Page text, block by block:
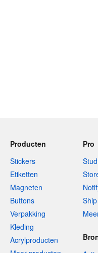
Producten
Stickers
Etiketten
Magneten
Buttons
Verpakking
Kleding
Acrylproducten
Pro
Ship